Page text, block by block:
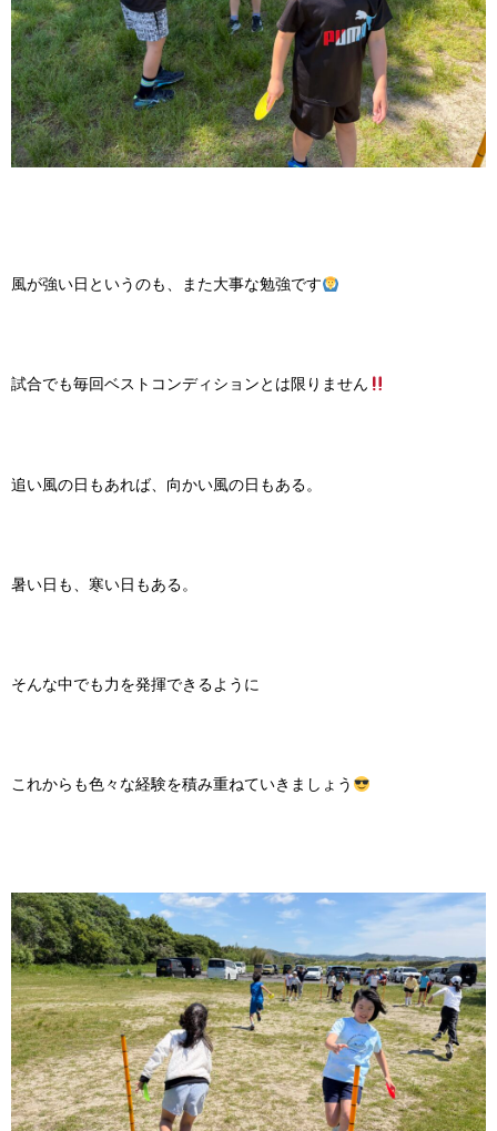
風が強い日というのも、また大事な勉強です
試合でも毎回ベストコンディションとは限りません
追い風の日もあれば、向かい風の日もある。
暑い日も、寒い日もある。
そんな中でも力を発揮できるように
これからも色々な経験を積み重ねていきましょう